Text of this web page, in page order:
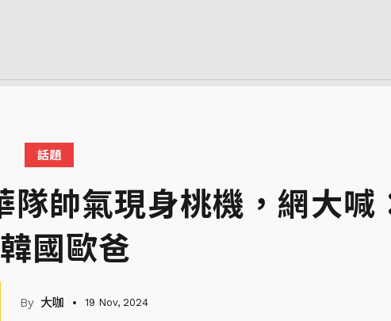
話題
帥氣現身桃機，網大喊
國歐爸
大咖 19 Nov, 2024